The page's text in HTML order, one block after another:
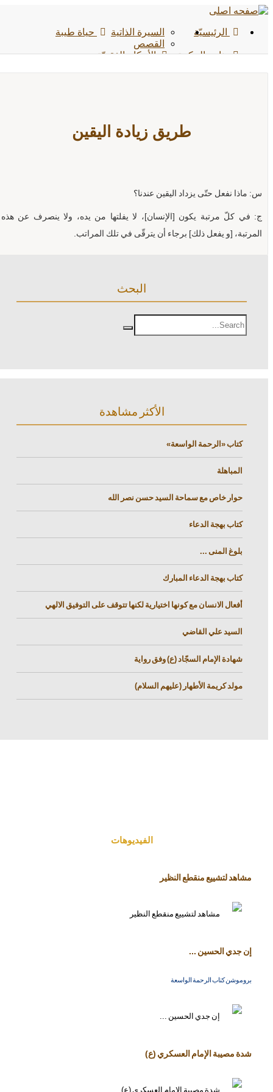
الرئیسیّة حياة طيبة
السيرة الذاتية
القصص
ينابيع الحكمة
الأحکام الفقهیّة
طريق زيادة اليقين
س: ماذا نفعل حتّى يزداد اليقين عندنا؟
ج: في كلّ مرتبة يكون [الإنسان]، لا يفلتها من يده، ولا ينصرف عن هذه
المرتبة، [و يفعل ذلك] برجاء أن يترقّى في تلك المراتب.
البحث
الأكثر مشاهدة
كتاب «الرحمة الواسعة»
المباهلة
حوار خاص مع سماحة السيد حسن نصر الله
كتاب بهجة الدعاء
بلوغ المنى ...
كتاب بهجة الدعاء المبارك
أفعال الانسان مع كونها اختيارية لكنها تتوقف على التوفيق الالهي
السيد علي القاضي
شهادة الإمام السجّاد (ع) وفق رواية
مولد كريمة الأطهار (عليهم السلام)
الفیدیوهات
مشاهد لتشييع منقطع النظير
إن جدي الحسين ...
بروموشن كتاب الرحمة الواسعة
شدة مصيبة الإمام العسكري (ع)